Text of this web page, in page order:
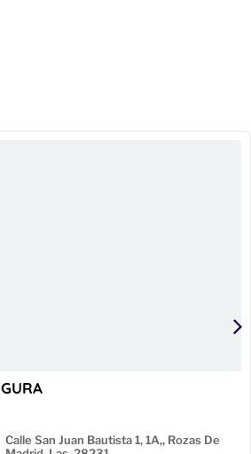
Calle San Juan Bautista 1, 1A,, Rozas De